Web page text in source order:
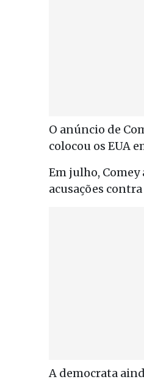
O anúncio de
colocou os EUA
Em julho,
acusações
A democrata